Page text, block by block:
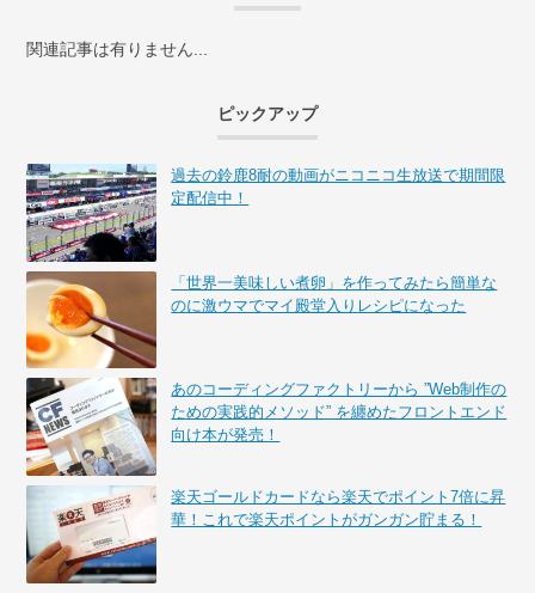
関連記事は有りません...
ピックアップ
過去の鈴鹿8耐の動画がニコニコ生放送で期間限
定配信中！
「世界一美味しい煮卵」を作ってみたら簡単な
のに激ウマでマイ殿堂入りレシピになった
あのコーディングファクトリーから ”Web制作の
ための実践的メソッド” を纏めたフロントエンド
向け本が発売！
楽天ゴールドカードなら楽天でポイント7倍に昇
華！これで楽天ポイントがガンガン貯まる！